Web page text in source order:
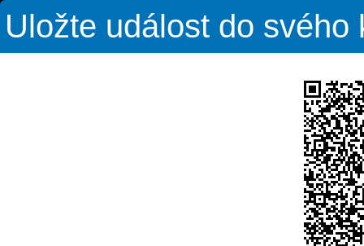
Uložte událost do